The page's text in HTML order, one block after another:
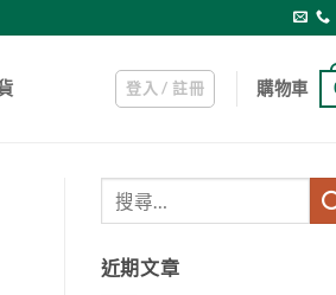
登入 / 註冊 購物車
近期文章